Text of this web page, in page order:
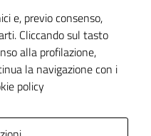
e, previo consenso,
Cliccando sul tasto
alla profilazione,
la navigazione con i
policy